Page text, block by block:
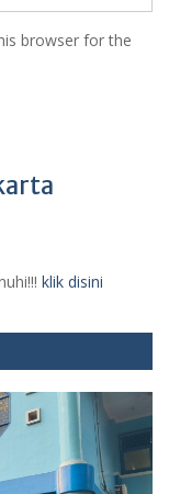
browser for the
klik disini